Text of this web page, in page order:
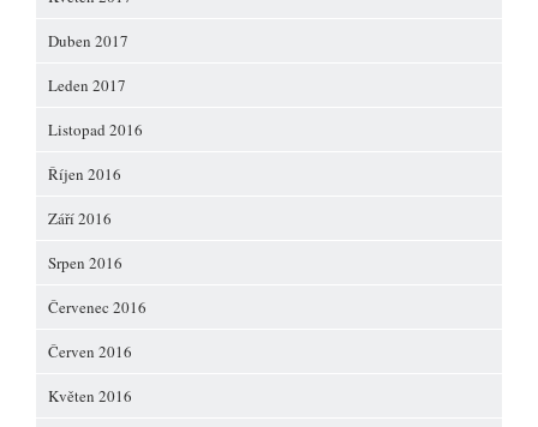
Duben 2017
Leden 2017
Listopad 2016
Říjen 2016
Září 2016
Srpen 2016
Červenec 2016
Červen 2016
Květen 2016